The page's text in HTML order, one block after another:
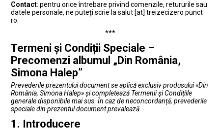
Contact: pentru orice întrebare privind comenzile, retururile sau
datele personale, ne puteți scrie la salut [at] treizecizero punct
ro.
***
Termeni și Condiții Speciale –
Precomenzi albumul „Din România,
Simona Halep”
Prevederile prezentului document se aplică exclusiv produsului «Din
România, Simona Halep» și completează Termenii și Condițiile
generale disponibile mai sus. În caz de neconcordanță, prevederile
speciale din prezentul document prevalează.
1. Introducere